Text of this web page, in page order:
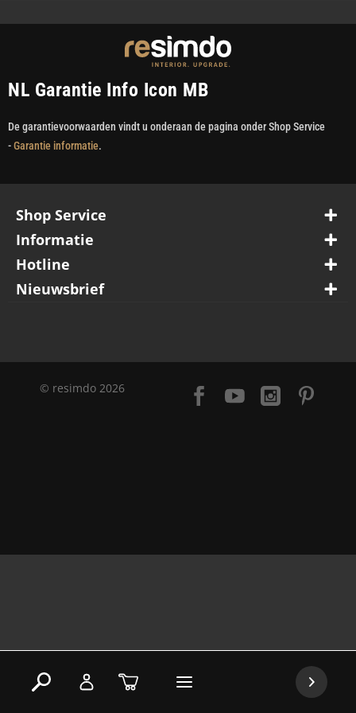
NL Garantie Info Icon MB
De garantievoorwaarden vindt u onderaan de pagina onder Shop Service
-Garantie informatie.
Shop Service
Informatie
Hotline
Nieuwsbrief
© resimdo 2026